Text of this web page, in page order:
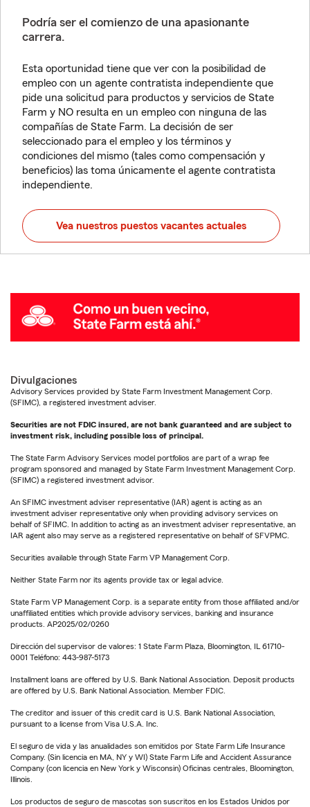
Podría ser el comienzo de una apasionante
carrera.
Esta oportunidad tiene que ver con la posibilidad de
empleo con un agente contratista independiente que
pide una solicitud para productos y servicios de State
Farm y NO resulta en un empleo con ninguna de las
compañías de State Farm. La decisión de ser
seleccionado para el empleo y los términos y
condiciones del mismo (tales como compensación y
beneficios) las toma únicamente el agente contratista
independiente.
Vea nuestros puestos vacantes actuales
Divulgaciones
Advisory Services provided by State Farm Investment Management Corp.
(SFIMC), a registered investment adviser.
Securities are not FDIC insured, are not bank guaranteed and are subject to
investment risk, including possible loss of principal.
The State Farm Advisory Services model portfolios are part of a wrap fee
program sponsored and managed by State Farm Investment Management Corp.
(SFIMC) a registered investment advisor.
An SFIMC investment adviser representative (IAR) agent is acting as an
investment adviser representative only when providing advisory services on
behalf of SFIMC. In addition to acting as an investment adviser representative, an
IAR agent also may serve as a registered representative on behalf of SFVPMC.
Securities available through State Farm VP Management Corp.
Neither State Farm nor its agents provide tax or legal advice.
State Farm VP Management Corp. is a separate entity from those affiliated and/or
unaffiliated entities which provide advisory services, banking and insurance
products. AP2025/02/0260
Dirección del supervisor de valores: 1 State Farm Plaza, Bloomington, IL 61710-
0001 Teléfono: 443-987-5173
Installment loans are offered by U.S. Bank National Association. Deposit products
are offered by U.S. Bank National Association. Member FDIC.
The creditor and issuer of this credit card is U.S. Bank National Association,
pursuant to a license from Visa U.S.A. Inc.
El seguro de vida y las anualidades son emitidos por State Farm Life Insurance
Company. (Sin licencia en MA, NY y WI) State Farm Life and Accident Assurance
Company (con licencia en New York y Wisconsin) Oficinas centrales, Bloomington,
Illinois.
Los productos de seguro de mascotas son suscritos en los Estados Unidos por